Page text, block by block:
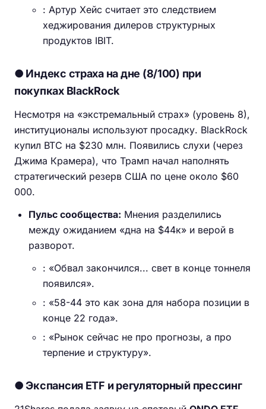
: Артур Хейс считает это следствием
хеджирования дилеров структурных
продуктов IBIT.
● Индекс страха на дне (8/100) при
покупках BlackRock
Несмотря на «экстремальный страх» (уровень 8),
институционалы используют просадку. BlackRock
купил BTC на $230 млн. Появились слухи (через
Джима Крамера), что Трамп начал наполнять
стратегический резерв США по цене около $60
000.
Пульс сообщества: Мнения разделились
между ожиданием «дна на $44к» и верой в
разворот.
: «Обвал закончился... свет в конце тоннеля
появился».
: «58-44 это как зона для набора позиции в
конце 22 года».
: «Рынок сейчас не про прогнозы, а про
терпение и структуру».
● Экспансия ETF и регуляторный прессинг